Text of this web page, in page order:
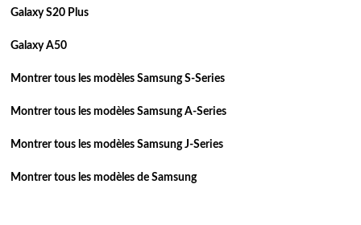
Galaxy S20 Plus
Galaxy A50
Montrer tous les modèles Samsung S-Series
Montrer tous les modèles Samsung A-Series
Montrer tous les modèles Samsung J-Series
Montrer tous les modèles de Samsung